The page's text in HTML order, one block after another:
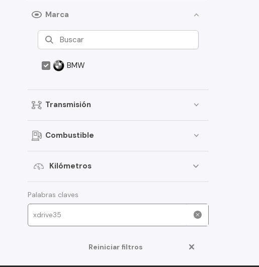
Marca
BMW
Transmisión
Combustible
Kilómetros
Palabras claves
Reiniciar filtros